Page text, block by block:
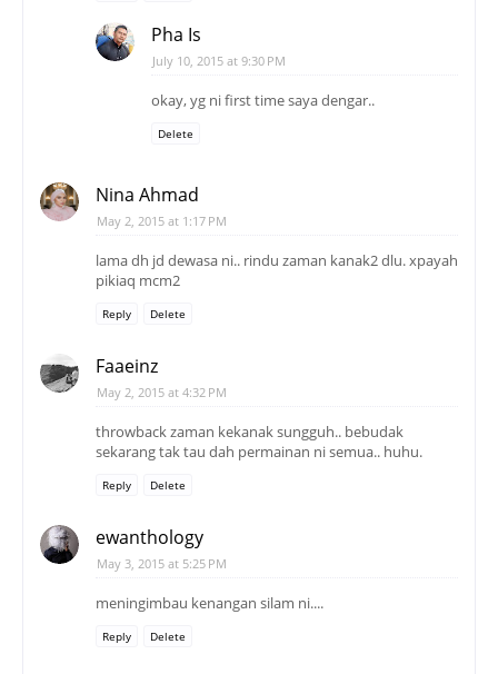
Pha Is
July 10, 2015 at 9:30 PM
okay, yg ni first time saya dengar..
Delete
Nina Ahmad
May 2, 2015 at 1:17 PM
lama dh jd dewasa ni.. rindu zaman kanak2 dlu. xpayah
pikiaq mcm2
Reply Delete
Faaeinz
May 2, 2015 at 4:32 PM
throwback zaman kekanak sungguh.. bebudak
sekarang tak tau dah permainan ni semua.. huhu.
Reply Delete
ewanthology
May 3, 2015 at 5:25 PM
meningimbau kenangan silam ni....
Reply Delete